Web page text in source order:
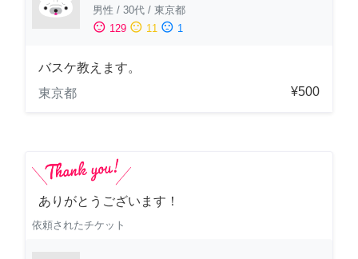
男性 / 30代 / 東京都
sentiment_satisfied 129 sentiment_neutral 11 sentiment_dissatisfied 1
バスケ教えます。
東京都
¥500
ありがとうございます！
依頼されたチケット